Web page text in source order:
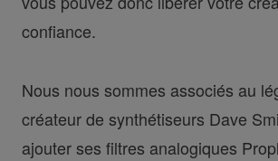
confiance.
Nous nous sommes associés au
créateur de synthétiseurs Dave
ajouter ses filtres analogiques